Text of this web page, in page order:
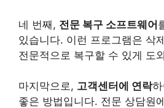
네 번째, 전문 복구 소프트웨어
있습니다. 이런 프로그램은 삭
전문적으로 복구할 수 있게 도
마지막으로, 고객센터에 연락
좋은 방법입니다. 전문 상담원